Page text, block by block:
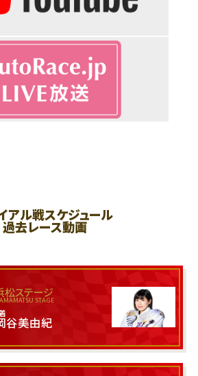
アル戦スケジュール
過去レース動画
松ステージ
STAGE
谷美由紀